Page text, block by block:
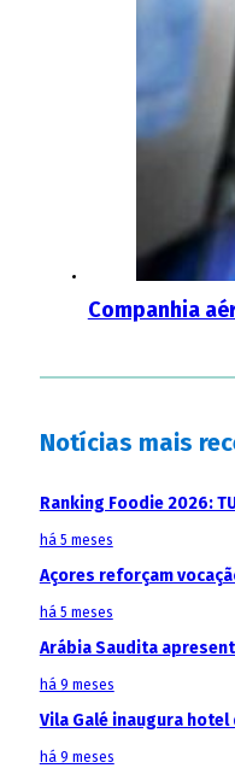
Companhia
Notícias mais
Ranking Foodie 2026:
há 5 meses
Açores reforçam
há 5 meses
Arábia Saudita
há 9 meses
Vila Galé inaugura
há 9 meses